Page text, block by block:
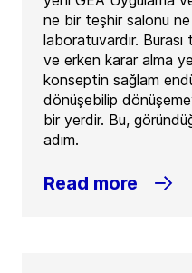
ne bir teşhir salonu
laboratuvardır.
ve erken karar alma
konseptin sağlam
dönüşebilip
bir yerdir. Bu,
adım.
Read more